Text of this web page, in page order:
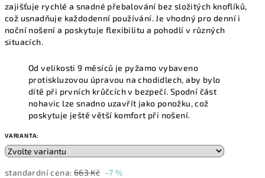
zajišťuje rychlé a snadné přebalování bez složitých knoflíků,
což usnadňuje každodenní používání. Je vhodný pro denní i
noční nošení a poskytuje flexibilitu a pohodlí v různých
situacích.
Od velikosti 9 měsíců je pyžamo vybaveno
protiskluzovou úpravou na chodidlech, aby bylo
dítě při prvních krůčcích v bezpečí. Spodní část
nohavic lze snadno uzavřít jako ponožku, což
poskytuje ještě větší komfort při nošení.
VARIANTA:
standardní cena: 663 Kč –7 %